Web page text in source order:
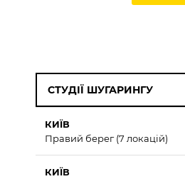
СТУДІЇ ШУГАРИНГУ
КИЇВ
Правий берег (7 локацій)
КИЇВ